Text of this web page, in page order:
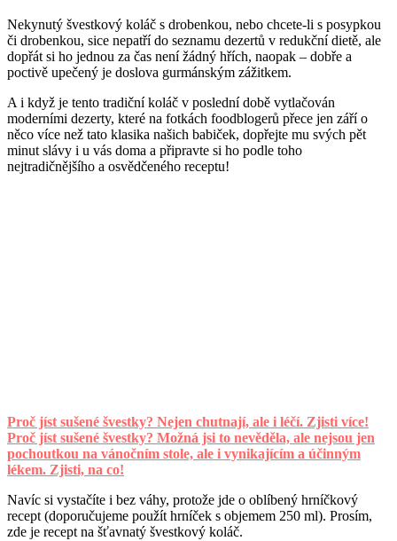
Nekynutý švestkový koláč s drobenkou, nebo chcete-li s posypkou
či drobenkou, sice nepatří do seznamu dezertů v redukční dietě, ale
dopřát si ho jednou za čas není žádný hřích, naopak – dobře a
poctivě upečený je doslova gurmánským zážitkem.
A i když je tento tradiční koláč v poslední době vytlačován
moderními dezerty, které na fotkách foodblogerů přece jen září o
něco více než tato klasika našich babiček, dopřejte mu svých pět
minut slávy i u vás doma a připravte si ho podle toho
nejtradičnějšího a osvědčeného receptu!
Proč jíst sušené švestky? Nejen chutnají, ale i léčí. Zjisti více!
Proč jíst sušené švestky? Možná jsi to nevěděla, ale nejsou jen
pochoutkou na vánočním stole, ale i vynikajícím a účinným
lékem. Zjisti, na co!
Navíc si vystačíte i bez váhy, protože jde o oblíbený hrníčkový
recept (doporučujeme použít hrníček s objemem 250 ml). Prosím,
zde je recept na šťavnatý švestkový koláč.